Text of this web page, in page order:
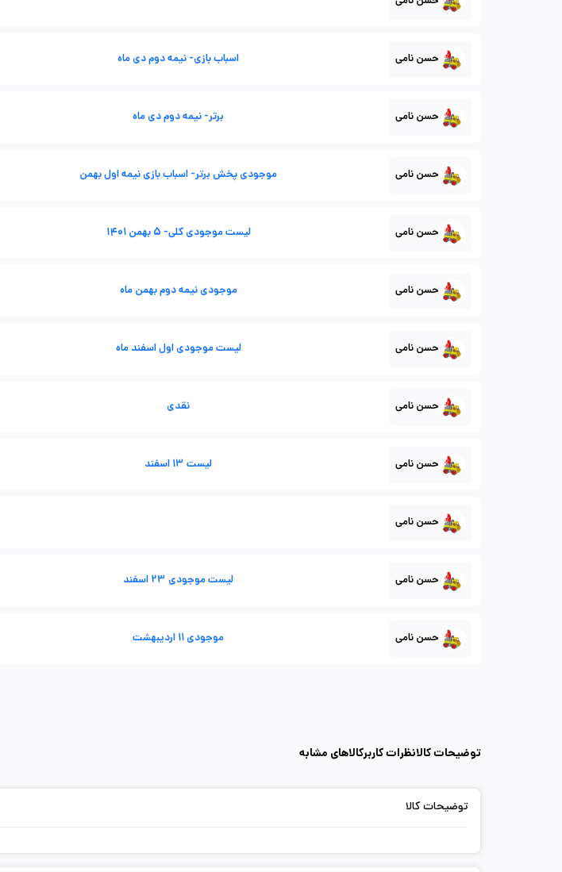
حسن نامی اسباب بازی- نیمه دوم دی ماه
حسن نامی برتر- نیمه دوم دی ماه
حسن نامی موجودی پخش برتر- اسباب بازی نیمه اول بهمن
حسن نامی لیست موجودی کلی- 5 بهمن 1401
حسن نامی موجودی نیمه دوم بهمن ماه
حسن نامی لیست موجودی اول اسفند ماه
حسن نامی نقدی
حسن نامی لیست 13 اسفند
حسن نامی
حسن نامی لیست موجودی 23 اسفند
حسن نامی موجودی 11 اردیبهشت
توضیحات کالانظرات کاربرکالاهای مشابه
توضیحات کالا